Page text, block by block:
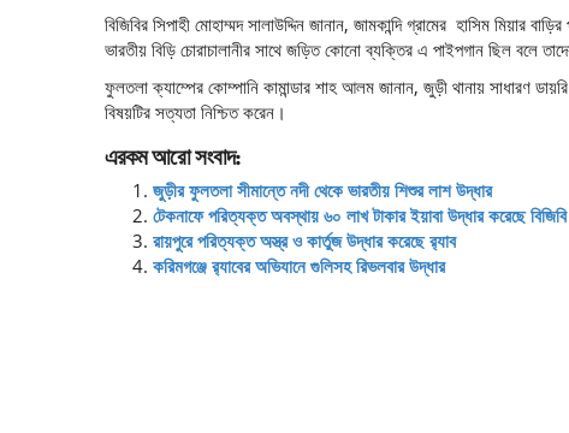
বিজিবির সিপাহী মোহাম্মদ সালাউদ্দিন জানান, জামকান্দি গ্রামের হাসিম মিয়ার
ভারতীয় বিড়ি চোরাচালানীর সাথে জড়িত কোনো ব্যক্তির এ পাইপগান ছিল বলে
ফুলতলা ক্যাম্পের কোম্পানি কামান্ডার শাহ আলম জানান, জুড়ী থানায় সাধারণ
বিষয়টির সত্যতা নিশ্চিত করেন।
এরকম আরো সংবাদ:
জুড়ীর ফুলতলা সীমান্তে নদী থেকে ভারতীয় শিশুর লাশ উদ্ধার
টেকনাফে পরিত্যক্ত অবস্থায় ৬০ লাখ টাকার ইয়াবা উদ্ধার করেছে বিজিবি
রায়পুরে পরিত্যক্ত অস্ত্র ও কার্তুজ উদ্ধার করেছে র‌্যাব
করিমগঞ্জে র‌্যাবের অভিযানে গুলিসহ রিভলবার উদ্ধার